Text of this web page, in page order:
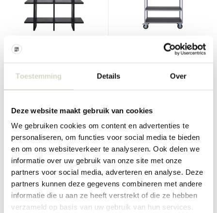
Toestemming Details Over
Deze website maakt gebruik van cookies
We gebruiken cookies om content en advertenties te
personaliseren, om functies voor social media te bieden
en om ons websiteverkeer te analyseren. Ook delen we
informatie over uw gebruik van onze site met onze
partners voor social media, adverteren en analyse. Deze
partners kunnen deze gegevens combineren met andere
informatie die u aan ze heeft verstrekt of die ze hebben
verzameld op basis van uw gebruik van hun services.
€749,00 €561,75
• Op voorraad • Op voorraad